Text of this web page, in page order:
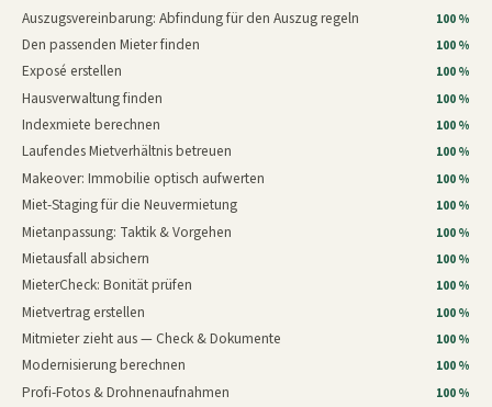
Auszugsvereinbarung: Abfindung für den Auszug regeln 100 %
Den passenden Mieter finden 100 %
Exposé erstellen 100 %
Hausverwaltung finden 100 %
Indexmiete berechnen 100 %
Laufendes Mietverhältnis betreuen 100 %
Makeover: Immobilie optisch aufwerten 100 %
Miet-Staging für die Neuvermietung 100 %
Mietanpassung: Taktik & Vorgehen 100 %
Mietausfall absichern 100 %
MieterCheck: Bonität prüfen 100 %
Mietvertrag erstellen 100 %
Mitmieter zieht aus — Check & Dokumente 100 %
Modernisierung berechnen 100 %
Profi-Fotos & Drohnenaufnahmen 100 %